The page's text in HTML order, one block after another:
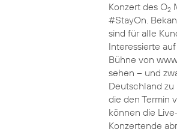
Konzert des O2
#StayOn.
sind für alle
Interessierte
Bühne von
sehen – und
Deutschland zu
die den Termin
können die
Konzertende